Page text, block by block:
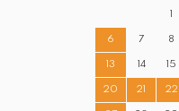
6 7 8
13 14 15
20 21 22